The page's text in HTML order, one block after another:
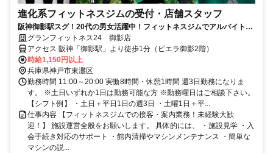
進化系フィットネスジムの受付・店舗スタッフ
阪神御影駅スグ！20代の男女活躍中！フィットネスジムでアルバイト募
集！福利厚生で施設の利用が可能！
グランフィットネス24 御影店
アクセス 阪神「御影駅」より徒歩1分（ビエラ御影2階）
時給1,150円以上
兵庫県神戸市東灘区
勤務時間 11:00～20:00 実働8時間・休憩1時間 週3日勤務になりま
す。 ※土日いずれか1日は勤務可能な方 ※勤務曜日はご相談下さい。
【シフト例】 ・土日＋平日1日の週3日 ・土曜1日＋平...
仕事内容 【フィットネスジムでの接客・案内業務！未経験大歓
迎！】 施設運営全般をお願いします。 具体的には、 ・施設見学 ・入
会手続き対応のサポート ・館内清掃やマシンメンテナンス ・簡単な
マシンの説...